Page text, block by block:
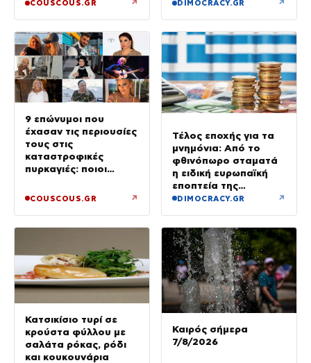
Μόνο τρεις πήραν 10
COUSCOUS.GR ↗ DIMOCRACY.GR ↗
9 επώνυμοι που
έχασαν τις περιουσίες
τους στις
καταστροφικές
πυρκαγιές: ποιοι
COUSCOUS.GR ↗
Τέλος εποχής για τα
μνημόνια: Από το
φθινόπωρο σταματά
η ειδική ευρωπαϊκή
εποπτεία της
ελληνικής οικονομίας
DIMOCRACY.GR ↗
Κατσικίσιο τυρί σε
κρούστα φύλλου με
σαλάτα ρόκας, ρόδι
και κουκουνάρια
Καιρός σήμερα
7/8/2026